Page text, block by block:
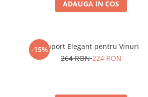
ADAUGA IN COS
-15%Suport Elegant pentru Vinuri
264 RON224 RON